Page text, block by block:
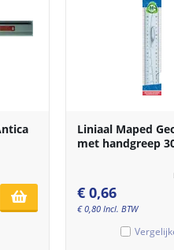
Liniaal Maped
met handgreep
€ 0,66
€0,80 Incl. BTW